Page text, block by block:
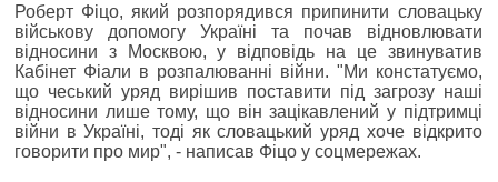
Роберт Фіцо, який розпорядився припинити словацьку
військову допомогу Україні та почав відновлювати
відносини з Москвою, у відповідь на це звинуватив
Кабінет Фіали в розпалюванні війни. "Ми констатуємо,
що чеський уряд вирішив поставити під загрозу наші
відносини лише тому, що він зацікавлений у підтримці
війни в Україні, тоді як словацький уряд хоче відкрито
говорити про мир", - написав Фіцо у соцмережах.